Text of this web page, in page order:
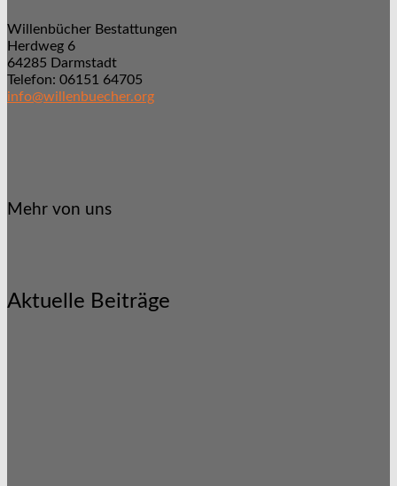
Willenbücher Bestattungen
Herdweg 6
64285 Darmstadt
Telefon: 06151 64705
info@willenbuecher.org
Mehr von uns
Aktuelle Beiträge